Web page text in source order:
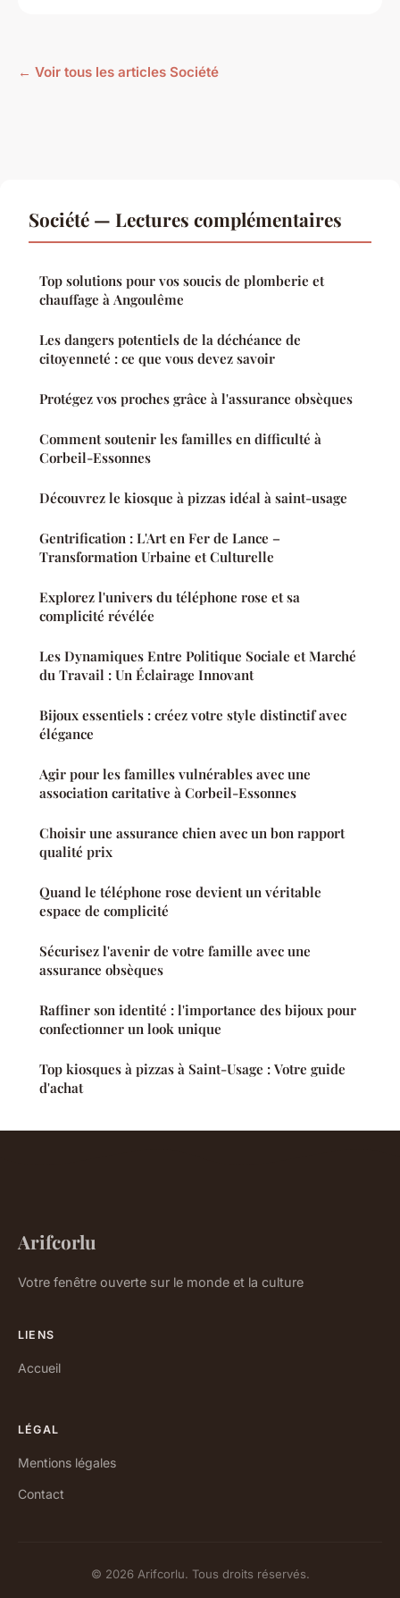
← Voir tous les articles Société
Société — Lectures complémentaires
Top solutions pour vos soucis de plomberie et
chauffage à Angoulême
Les dangers potentiels de la déchéance de
citoyenneté : ce que vous devez savoir
Protégez vos proches grâce à l'assurance obsèques
Comment soutenir les familles en difficulté à
Corbeil-Essonnes
Découvrez le kiosque à pizzas idéal à saint-usage
Gentrification : L'Art en Fer de Lance –
Transformation Urbaine et Culturelle
Explorez l'univers du téléphone rose et sa
complicité révélée
Les Dynamiques Entre Politique Sociale et Marché
du Travail : Un Éclairage Innovant
Bijoux essentiels : créez votre style distinctif avec
élégance
Agir pour les familles vulnérables avec une
association caritative à Corbeil-Essonnes
Choisir une assurance chien avec un bon rapport
qualité prix
Quand le téléphone rose devient un véritable
espace de complicité
Sécurisez l'avenir de votre famille avec une
assurance obsèques
Raffiner son identité : l'importance des bijoux pour
confectionner un look unique
Top kiosques à pizzas à Saint-Usage : Votre guide
d'achat
Arifcorlu
Votre fenêtre ouverte sur le monde et la culture
LIENS
Accueil
LÉGAL
Mentions légales
Contact
© 2026 Arifcorlu. Tous droits réservés.